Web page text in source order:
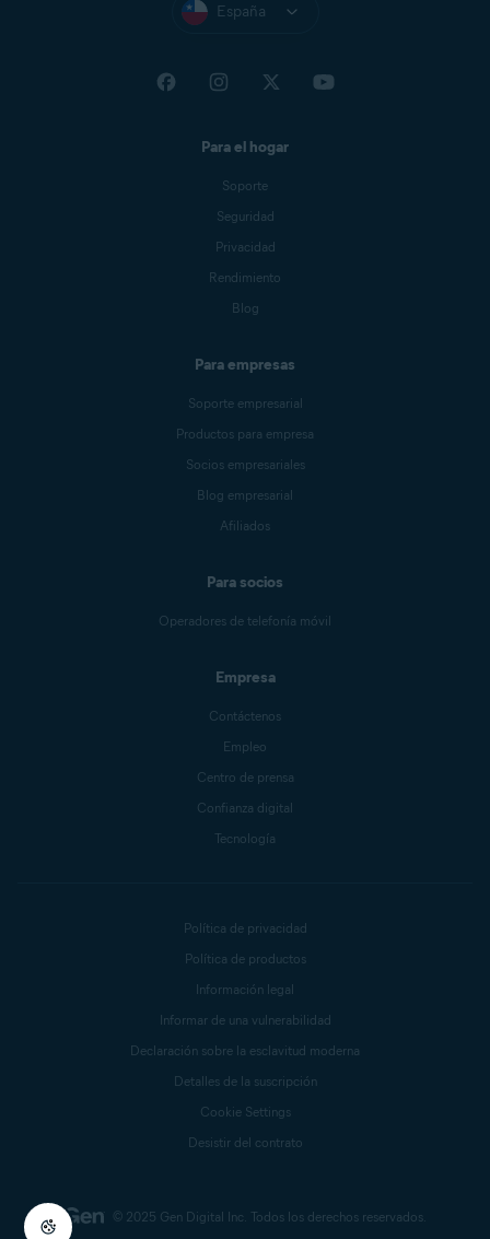
España
Para el hogar
Soporte
Seguridad
Privacidad
Rendimiento
Blog
Para empresas
Soporte empresarial
Productos para empresa
Socios empresariales
Blog empresarial
Afiliados
Para socios
Operadores de telefonía móvil
Empresa
Contáctenos
Empleo
Centro de prensa
Confianza digital
Tecnología
© 2025 Gen Digital Inc. Todos los derechos reservados.
Política de privacidad
Política de productos
Información legal
Informar de una vulnerabilidad
Declaración sobre la esclavitud moderna
Detalles de la suscripción
Cookie Settings
Desistir del contrato